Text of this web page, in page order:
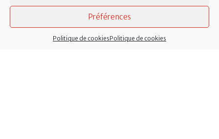
Préférences
Politique de cookiesPolitique de cookies